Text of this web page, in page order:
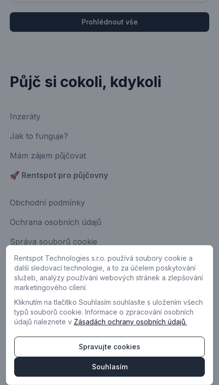
Prohlédnout vše
Půjč si cokoli, kdykoli
Inzeráty
Jak to funguje?
Mám zájem půjčovat
🚀 Rentspot pro půjčovny
Obchodní podmínky
Ochrana osobních údajů
Správa souborů cookie
Kontakt
Máte nápad na zlepšení?
Rentspot Technologies s.r.o. používá soubory cookie a
další sledovací technologie, a to za účelem poskytování
služeb, analýzy používání webových stránek a zlepšování
marketingového cílení.
Kliknutím na tlačítko Souhlasím souhlasíte s uložením všech
typů souborů cookie. Informace o zpracování osobních
údajů naleznete v Zásadách ochrany osobních údajů.
Spravujte cookies
Souhlasím